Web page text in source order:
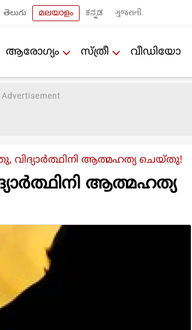
తెలుగు മലയാളം ಕನ್ನಡ ગુજરાતી
ആരോഗ്യം സ്ത്രീ വീഡിയോ
ആത്മഹത്യ ചെയ്തു!
ആത്മഹത്യ